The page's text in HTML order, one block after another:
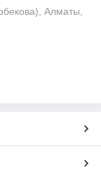
Алматы,